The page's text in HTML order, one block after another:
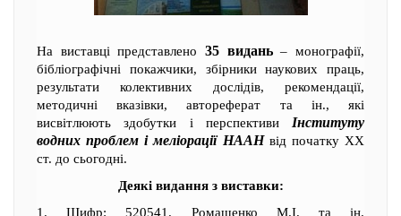
На виставці представлено 35 видань– монографії,
бібліографічні покажчики, збірники наукових праць,
результати колективних дослідів, рекомендації,
методичні вказівки, автореферат та ін., які
висвітлюють здобутки і перспективи Інституту
водних проблем і меліорації НААНвід початку ХХ
ст. до сьогодні.
Деякі видання з виставки:
1. Шифр: 520541. Ромащенко М.І. та ін.